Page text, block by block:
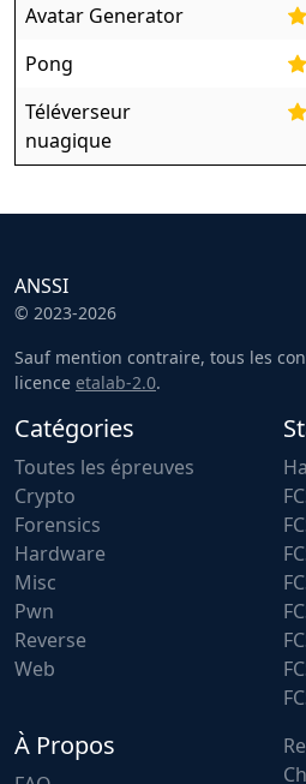
Avatar Generator
Pong
Téléverseur
nuagique
ANSSI
© 2023-2026
Sauf mention contraire, tous les
licence etalab-2.0.
Catégories
Toutes les épreuves
Crypto
Forensics
Hardware
Misc
Pwn
Reverse
Web
À Propos